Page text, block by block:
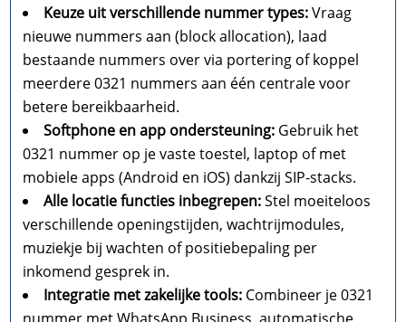
Keuze uit verschillende nummer types:Vraag
nieuwe nummers aan (block allocation), laad
bestaande nummers over via portering of koppel
meerdere 0321 nummers aan één centrale voor
betere bereikbaarheid.
Softphone en app ondersteuning: Gebruik het
0321 nummer op je vaste toestel, laptop of met
mobiele apps (Android en iOS) dankzij SIP-stacks.
Alle locatie functies inbegrepen:Stel moeiteloos
verschillende openingstijden, wachtrijmodules,
muziekje bij wachten of positiebepaling per
inkomend gesprek in.
Integratie met zakelijke tools: Combineer je 0321